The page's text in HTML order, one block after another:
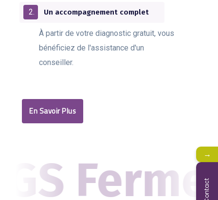
Un accompagnement complet
À partir de votre diagnostic gratuit, vous
bénéficiez de l'assistance d'un
conseiller.
En Savoir Plus
→
Contact